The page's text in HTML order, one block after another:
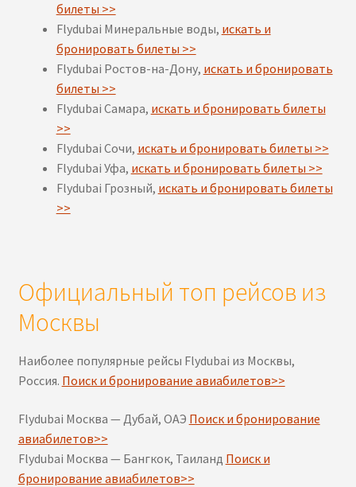
билеты >>
Flydubai Минеральные воды, искать и
бронировать билеты >>
Flydubai Ростов-на-Дону, искать и бронировать
билеты >>
Flydubai Самара, искать и бронировать билеты
>>
Flydubai Сочи, искать и бронировать билеты >>
Flydubai Уфа, искать и бронировать билеты >>
Flydubai Грозный, искать и бронировать билеты
>>
Официальный топ рейсов из
Москвы
Наиболее популярные рейсы Flydubai из Москвы,
Россия. Поиск и бронирование авиабилетов>>
Flydubai Москва — Дубай, ОАЭ Поиск и бронирование
авиабилетов>>
Flydubai Москва — Бангкок, Таиланд Поиск и
бронирование авиабилетов>>